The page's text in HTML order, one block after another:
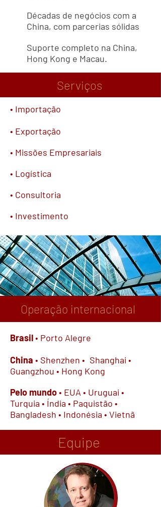
Décadas de negócios com a
China, com parcerias sólidas
Suporte completo na China,
Hong Kong e Macau.
Serviços
• Importação
• Exportação
• Missões Empresariais
• Logística
• Consultoria
• Investimento
Operação internacional
Brasil• Porto Alegre
China • Shenzhen • Shanghai •
Guangzhou • Hong Kong
Pelo mundo• EUA • Uruguai •
Turquia • Índia • Paquistão •
Bangladesh • Indonésia • Vietnã
Equipe